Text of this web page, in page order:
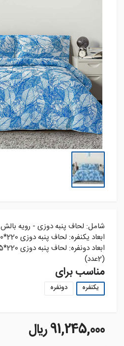
شامل: لحاف پنبه دوزی - رويه بالش
ابعاد يکنفره: لحاف پنبه دوزی 220*150 - رويه بالش 70*50
(2عدد)
مناسب برای
یکنفره دونفره
91,245,000 ريال